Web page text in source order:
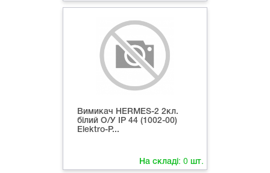
Вимикач HERMES-2 2кл.
білий О/У ІР 44 (1002-00)
Elektro-P...
На складі: 0 шт.